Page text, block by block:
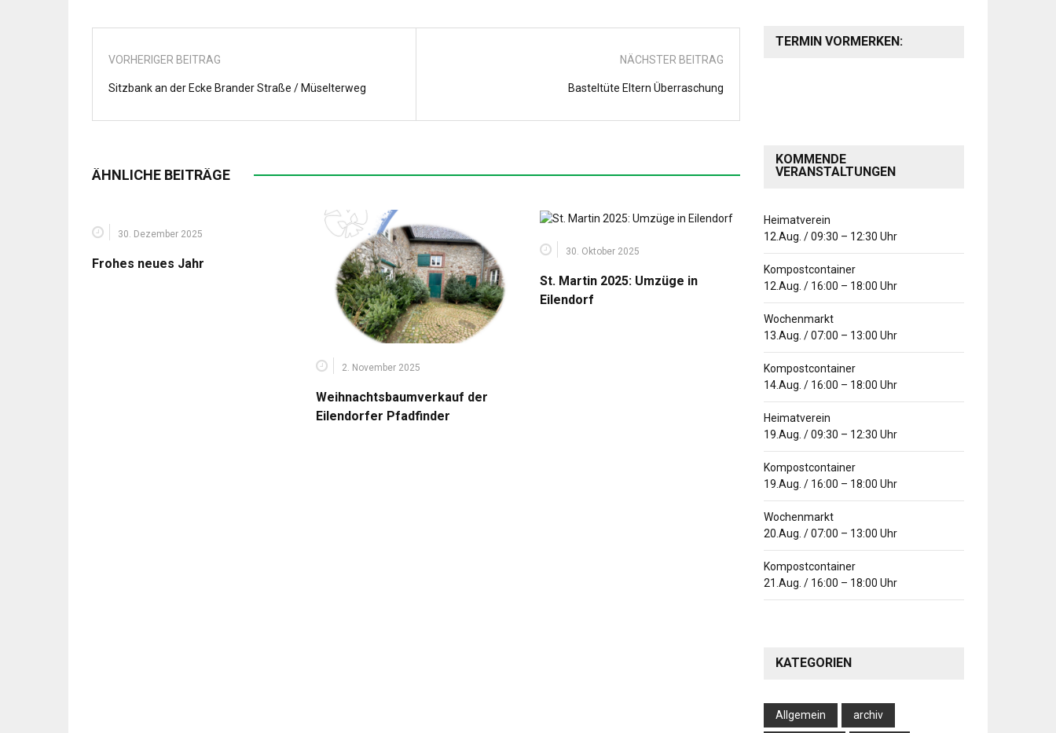
VORHERIGER BEITRAG
Sitzbank an der Ecke Brander Straße / Müselterweg
NÄCHSTER BEITRAG
Basteltüte Eltern Überraschung
ÄHNLICHE BEITRÄGE
30. Dezember 2025
Frohes neues Jahr
2. November 2025
Weihnachtsbaumverkauf der
Eilendorfer Pfadfinder
30. Oktober 2025
St. Martin 2025: Umzüge in
Eilendorf
TERMIN VORMERKEN:
KOMMENDE
VERANSTALTUNGEN
Heimatverein
12.Aug. /09:30 – 12:30 Uhr
Kompostcontainer
12.Aug. / 16:00 – 18:00 Uhr
Wochenmarkt
13.Aug. /07:00 – 13:00 Uhr
Kompostcontainer
14.Aug. / 16:00 – 18:00 Uhr
Heimatverein
19.Aug. /09:30 – 12:30 Uhr
Kompostcontainer
19.Aug. / 16:00 – 18:00 Uhr
Wochenmarkt
20.Aug. /07:00 – 13:00 Uhr
Kompostcontainer
21.Aug. / 16:00 – 18:00 Uhr
KATEGORIEN
Allgemein archiv